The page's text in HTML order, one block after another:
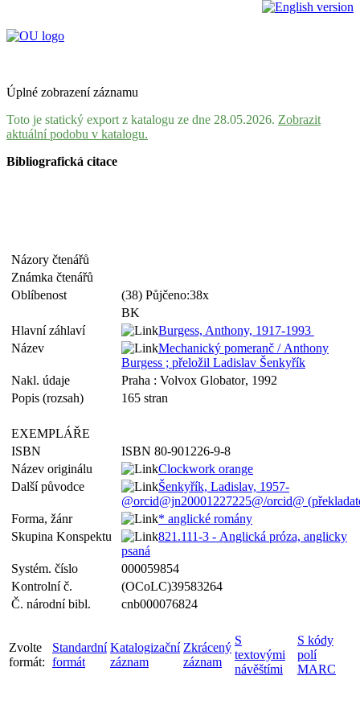
Úplné zobrazení záznamu
Toto je statický export z katalogu ze dne 28.05.2026. Zobrazit
aktuální podobu v katalogu.
Bibliografická citace
Názory čtenářů
Známka čtenářů
Oblíbenost
(38) Půjčeno:38x
BK
Hlavní záhlaví
Burgess, Anthony, 1917-1993
Název
Mechanický pomeranč / Anthony
Burgess ; přeložil Ladislav Šenkyřík
Nakl. údaje
Praha : Volvox Globator, 1992
Popis (rozsah)
165 stran
EXEMPLÁŘE
ISBN
ISBN 80-901226-9-8
Název originálu
Clockwork orange
Další původce
Šenkyřík, Ladislav, 1957-
@orcid@jn20001227225@/orcid@
Forma, žánr
* anglické romány
Skupina Konspektu
821.111-3 - Anglická próza, anglicky
psaná
Systém. číslo
000059854
Kontrolní č.
(OCoLC)39583264
Č. národní bibl.
cnb000076824
Zvolte
formát:
Standardní
formát
Katalogizační
záznam
Zkrácený
záznam
S
textovými
návěštími
S kódy
polí
MARC